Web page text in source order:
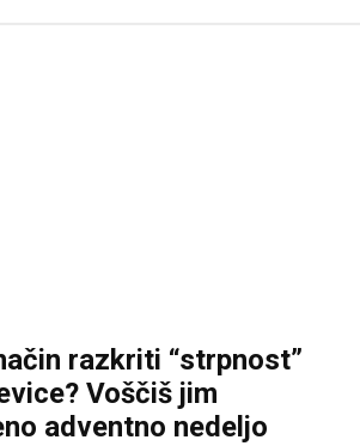
razkriti “strpnost”
Voščiš jim
adventno nedeljo